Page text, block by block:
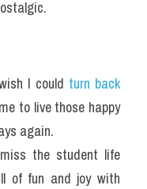
I could
turn back
to live those happy
again.
the student life
of fun and joy with